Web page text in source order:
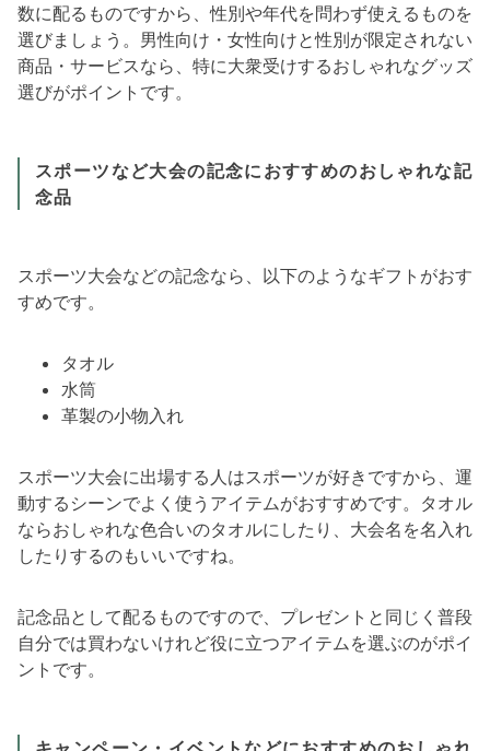
数に配るものですから、性別や年代を問わず使えるものを
選びましょう。男性向け・女性向けと性別が限定されない
商品・サービスなら、特に大衆受けするおしゃれなグッズ
選びがポイントです。
スポーツなど大会の記念におすすめのおしゃれな記
念品
スポーツ大会などの記念なら、以下のようなギフトがおす
すめです。
タオル
水筒
革製の小物入れ
スポーツ大会に出場する人はスポーツが好きですから、運
動するシーンでよく使うアイテムがおすすめです。タオル
ならおしゃれな色合いのタオルにしたり、大会名を名入れ
したりするのもいいですね。
記念品として配るものですので、プレゼントと同じく普段
自分では買わないけれど役に立つアイテムを選ぶのがポイ
ントです。